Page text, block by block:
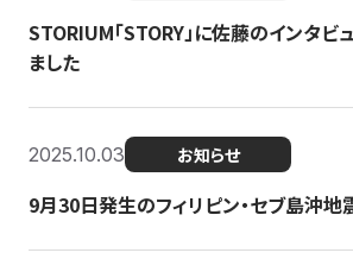
STORIUM「STORY」に佐藤のインタビ
ました
2025.10.03 お知らせ
9月30日発生のフィリピン・セブ島沖地